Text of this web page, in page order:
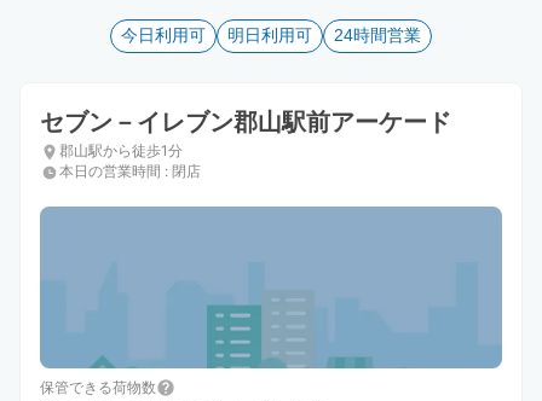
the
keyboard
shortcuts
for
changing
mark
key
the
keyboard
shortcuts
for
changing
今日利用可 明日利用可 24時間営業
セブン－イレブン郡山駅前アーケード
郡山駅から徒歩1分
本日の営業時間 : 閉店
保管できる荷物数